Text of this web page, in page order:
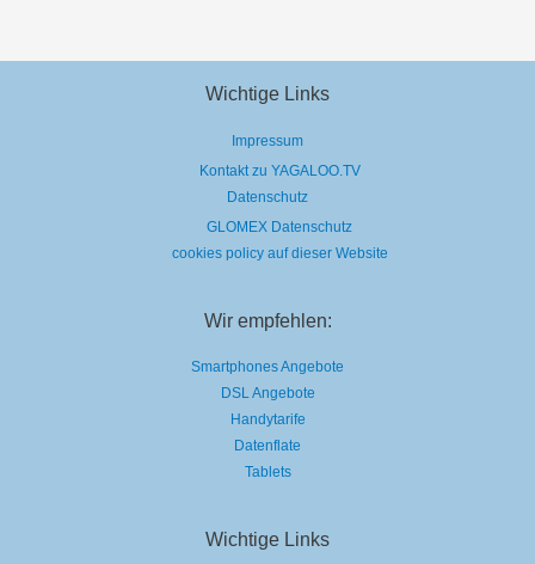
Wichtige Links
Impressum
Kontakt zu YAGALOO.TV
Datenschutz
GLOMEX Datenschutz
cookies policy auf dieser Website
Wir empfehlen:
Smartphones Angebote
DSL Angebote
Handytarife
Datenflate
Tablets
Wichtige Links